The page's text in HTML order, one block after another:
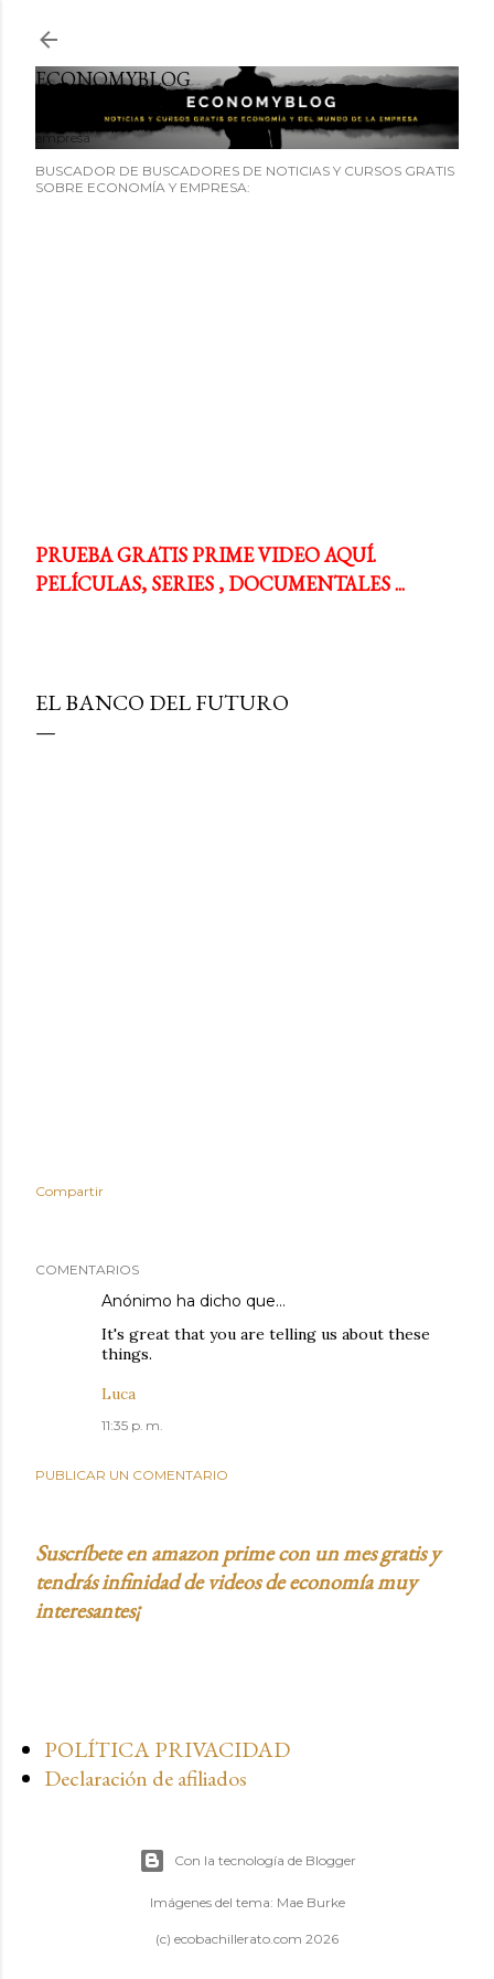
ECONOMYBLOG
Noticias y cursos GRATIS sobre economía y el mundo de la
empresa
BUSCADOR DE BUSCADORES DE NOTICIAS Y CURSOS GRATIS
SOBRE ECONOMÍA Y EMPRESA:
PRUEBA GRATIS PRIME VIDEO AQUÍ.
PELÍCULAS, SERIES , DOCUMENTALES ...
EL BANCO DEL FUTURO
Compartir
COMENTARIOS
Anónimo ha dicho que…
It's great that you are telling us about these
things.
Luca
11:35 p. m.
PUBLICAR UN COMENTARIO
Suscríbete en amazon prime con un mes gratis y
tendrás infinidad de videos de economía muy
interesantes¡
POLÍTICA PRIVACIDAD
Declaración de afiliados
Con la tecnología de Blogger
Imágenes del tema: Mae Burke
(c) ecobachillerato.com 2026